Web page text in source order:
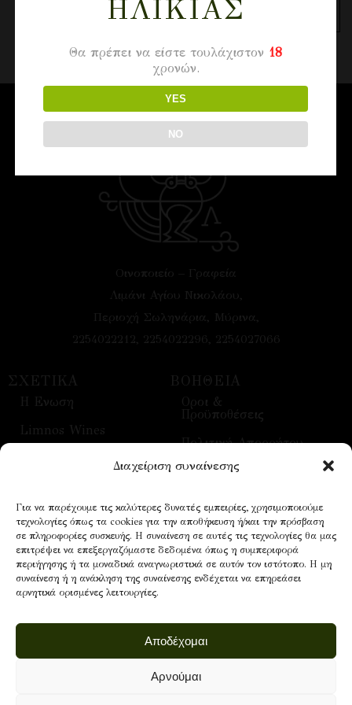
Διαχείριση συναίνεσης
Για να παρέχουμε τις καλύτερες δυνατές εμπειρίες, χρησιμοποιούμε
τεχνολογίες όπως τα cookies για την αποθήκευση ή/και την πρόσβαση
σε πληροφορίες συσκευής. Η συναίνεση σε αυτές τις τεχνολογίες θα μας
επιτρέψει να επεξεργαζόμαστε δεδομένα όπως η συμπεριφορά
περιήγησης ή τα μοναδικά αναγνωριστικά σε αυτόν τον ιστότοπο. Η μη
συναίνεση ή η ανάκληση της συναίνεσης ενδέχεται να επηρεάσει
αρνητικά ορισμένες λειτουργίες.
Αποδέχομαι
Αρνούμαι
ΚΑΛΆΘΙ
Οινοποιείο – Γραφεία
Λιμάνι Αγίου Νικολάου,
Περιοχή Σωληνάρια, Μύρινα,
2254022212, 2254022296, 2254027066
ΣΧΕΤΙΚΑ
H Ενωση
Limnos Wines
Οίνοι
ΒΟΗΘΕΙΑ
Οροι &
Προϋποθέσεις
Πολιτική Απορρήτου
Τρόποι Αποστολής
Επικοινωνία
NEWSLETTER
ΗΛΙΚΊΑΣ
Θα πρέπει να είστε τουλάχιστον 18
χρονών.
YES
NO